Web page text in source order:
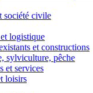
société civile
logistique
et constructions
sylviculture, pêche
et services
loisirs